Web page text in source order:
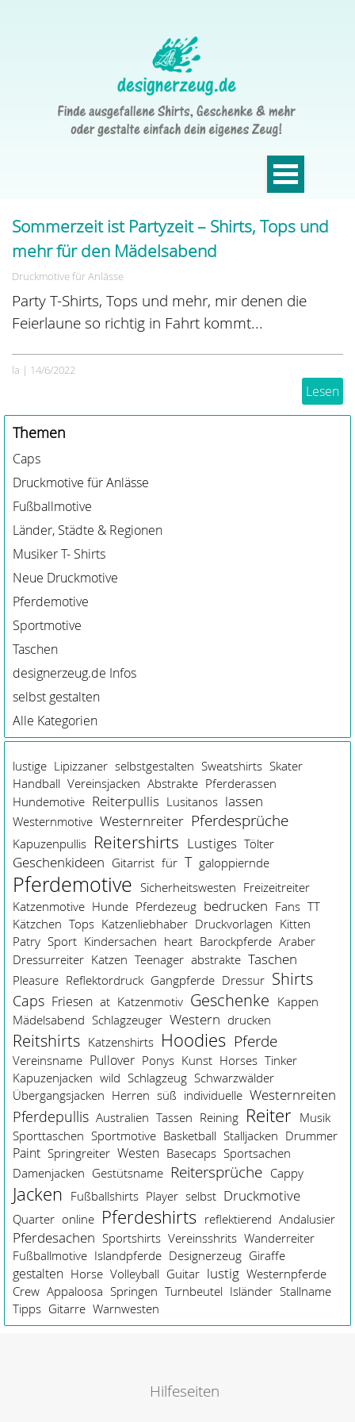
Sommerzeit ist Partyzeit – Shirts, Tops und
mehr für den Mädelsabend
Druckmotive für Anlässe
Party T-Shirts, Tops und mehr, mir denen die
Feierlaune so richtig in Fahrt kommt...
la | 14/6/2022
Lesen
Themen
Caps
Druckmotive für Anlässe
Fußballmotive
Länder, Städte & Regionen
Musiker T- Shirts
Neue Druckmotive
Pferdemotive
Sportmotive
Taschen
designerzeug.de Infos
selbst gestalten
Alle Kategorien
lustige Lipizzaner selbstgestalten Sweatshirts Skater
Handball Vereinsjacken Abstrakte Pferderassen
Hundemotive Reiterpullis Lusitanos lassen
Westernmotive Westernreiter Pferdesprüche
Kapuzenpullis Reitershirts Lustiges Tölter
Geschenkideen Gitarrist für T galoppiernde
Pferdemotive Sicherheitswesten Freizeitreiter
Katzenmotive Hunde Pferdezeug bedrucken Fans TT
Kätzchen Tops Katzenliebhaber Druckvorlagen Kitten
Patry Sport Kindersachen heart Barockpferde Araber
Dressurreiter Katzen Teenager abstrakte Taschen
Pleasure Reflektordruck Gangpferde Dressur Shirts
Caps Friesen at Katzenmotiv Geschenke Kappen
Mädelsabend Schlagzeuger Western drucken
Reitshirts Katzenshirts Hoodies Pferde
Vereinsname Pullover Ponys Kunst Horses Tinker
Kapuzenjacken wild Schlagzeug Schwarzwälder
Übergangsjacken Herren süß individuelle Westernreiten
Pferdepullis Australien Tassen Reining Reiter Musik
Sporttaschen Sportmotive Basketball Stalljacken Drummer
Paint Springreiter Westen Basecaps Sportsachen
Damenjacken Gestütsname Reitersprüche Cappy
Jacken Fußballshirts Player selbst Druckmotive
Quarter online Pferdeshirts reflektierend Andalusier
Pferdesachen Sportshirts Vereinsshrits Wanderreiter
Fußballmotive Islandpferde Designerzeug Giraffe
gestalten Horse Volleyball Guitar lustig Westernpferde
Crew Appaloosa Springen Turnbeutel Isländer Stallname
Tipps Gitarre Warnwesten
Hilfeseiten